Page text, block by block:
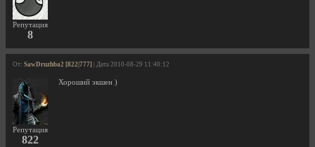
Репутация
8
От: SawDruzhba2 [822|777] | Дата 2010-08-29 11:40:12
Репутация
822
Хороший экшен )